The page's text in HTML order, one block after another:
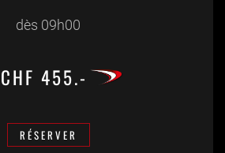
dès 09h00
CHF 455.-
RÉSERVER